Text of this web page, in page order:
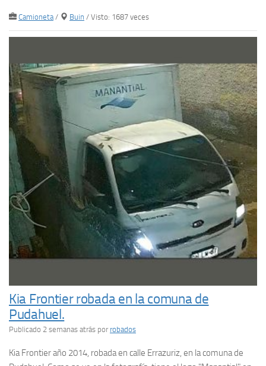
Camioneta/ Buin / Visto: 1687 veces
Kia Frontier robada en la comuna de
Pudahuel.
Publicado 2 semanas atrás por robados
Kia Frontier año 2014, robada en calle Errazuriz, en la comuna de